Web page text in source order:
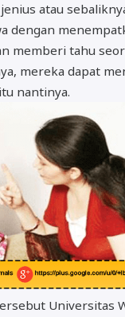
atau
dengan
memberi tahu
mereka dapat
nantinya.
Universitas